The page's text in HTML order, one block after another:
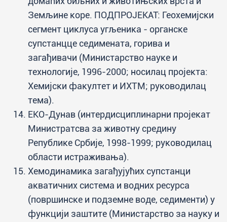
Земљине коре. ПОДПРОЈЕКАТ: Геохемијски
сегмент циклуса угљеника - органске
супстанцце седимената, горива и
загађивачи (Министарство науке и
технологије, 1996-2000; носилац пројекта:
Хемијски факултет и ИХТМ; руководилац
тема).
ЕКО-Дунав (интердисциплинарни пројекат
Министратсва за животну средину
Републике Србије, 1998-1999; руководилац
области истраживања).
Хемодинамика загађујућих супстанци
акватичних система и водних ресурса
(површинске и подземне воде, седименти) у
функцији заштите (Министарство за науку и